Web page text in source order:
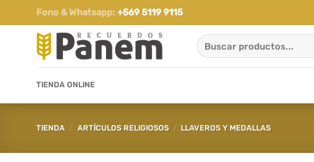
al
contenido
Fono & Whatsapp: +569 5119 9115
Buscar
por:
TIENDA ONLINE
TIENDA / ARTÍCULOS RELIGIOSOS / LLAVEROS Y MEDALLAS